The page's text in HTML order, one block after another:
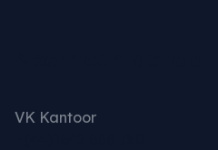
VK Kantoor